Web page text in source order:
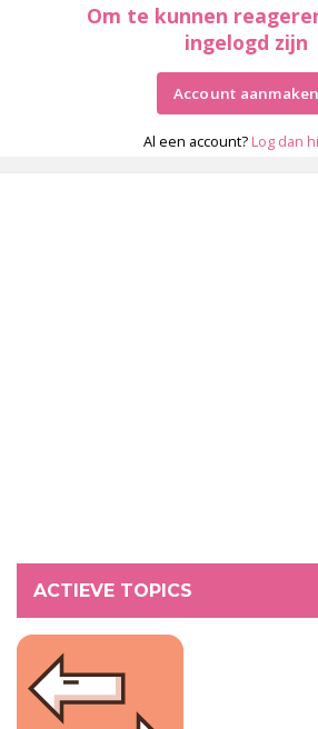
Om te kunnen
ingelogd zijn
Account aanmaken
Al een account? Log dan
ACTIEVE TOPICS